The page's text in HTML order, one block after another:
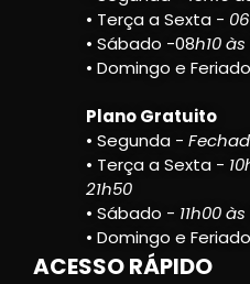
• Terça a Sexta -
• Sábado -08h10 às
• Domingo e
Plano Gratuito
• Segunda -
• Terça a Sexta -
21h50
• Sábado - 11h00
• Domingo e
ACESSO RÁPIDO